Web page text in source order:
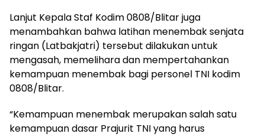
Lanjut Kepala Staf Kodim 0808/Blitar juga
menambahkan bahwa latihan menembak senjata
ringan (Latbakjatri) tersebut dilakukan untuk
mengasah, memelihara dan mempertahankan
kemampuan menembak bagi personel TNI kodim
0808/Blitar.
“Kemampuan menembak merupakan salah satu
kemampuan dasar Prajurit TNI yang harus